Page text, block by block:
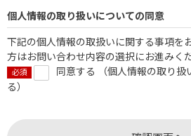
個人情報の取り扱いについての同意
下記の個人情報の取扱いに関する事項を
方はお問い合わせ内容の選択にお進みく
同意する （個人情報の取り扱
る）